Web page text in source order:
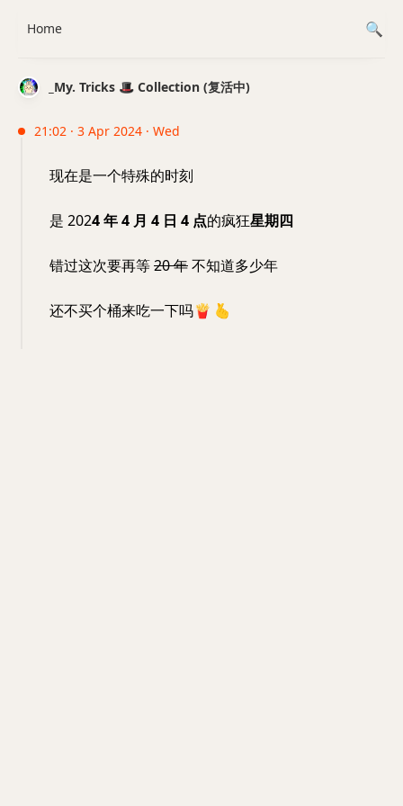
_My. Tricks 🎩 Collection (复活中)
21:02 · 3 Apr 2024 · Wed
现在是一个特殊的时刻
是 2024 年 4 月 4 日 4 点的疯狂星期四
错过这次要再等20 年不知道多少年
还不买个桶来吃一下吗🍟 🫰
Home